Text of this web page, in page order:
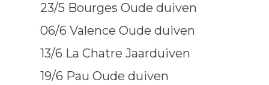
23/5 Bourges Oude duiven
06/6 Valence Oude duiven
13/6 La Chatre Jaarduiven
19/6 Pau Oude duiven